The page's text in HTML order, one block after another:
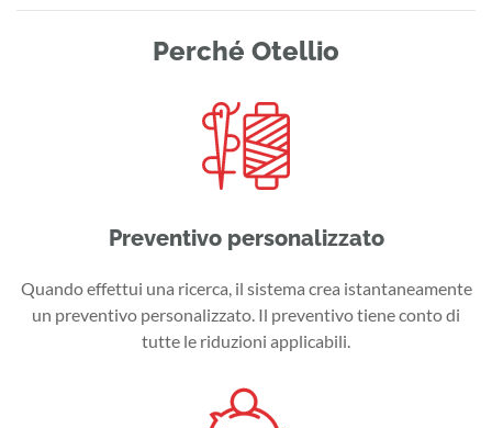
Perché Otellio
Preventivo personalizzato
Quando effettui una ricerca, il sistema crea istantaneamente
un preventivo personalizzato. Il preventivo tiene conto di
tutte le riduzioni applicabili.